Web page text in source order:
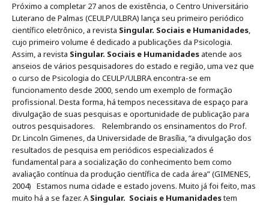
Próximo a completar 27 anos de existência, o Centro Universitário
Luterano de Palmas (CEULP/ULBRA) lança seu primeiro periódico
científico eletrônico, a revista Singular. Sociais e Humanidades,
cujo primeiro volume é dedicado a publicações da Psicologia.
Assim, a revista Singular. Sociais e Humanidades atende aos
anseios de vários pesquisadores do estado e região, uma vez que
o curso de Psicologia do CEULP/ULBRA encontra-se em
funcionamento desde 2000, sendo um exemplo de formação
profissional. Desta forma, há tempos necessitava de espaço para
divulgação de suas pesquisas e oportunidade de publicação para
outros pesquisadores. Relembrando os ensinamentos do Prof.
Dr. Lincoln Gimenes, da Universidade de Brasília, “a divulgação dos
resultados de pesquisa em periódicos especializados é
fundamental para a socialização do conhecimento bem como
avaliação contínua da produção científica de cada área” (GIMENES,
2004) Estamos numa cidade e estado jovens. Muito já foi feito, mas
muito há a se fazer. ASingular. Sociais e Humanidadestem